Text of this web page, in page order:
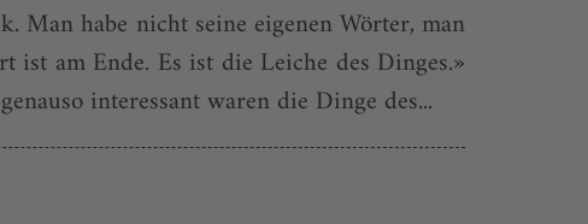
Man habe nicht seine eigenen Wörter, man
ist am Ende. Es ist die Leiche des Dinges.»
interessant waren die Dinge des...